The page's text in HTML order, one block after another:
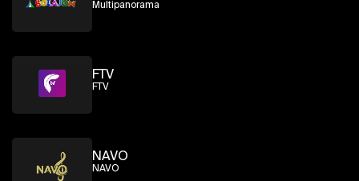
Multipanorama
FTV
FTV
NAVO
NAVO